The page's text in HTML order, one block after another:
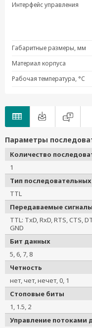
Интерфейс управления
Габаритные размеры, мм
Материал корпуса
Рабочая температура, °C
Параметры
Количество
1
Тип
TTL
Передаваемые сигналы
TTL: TxD, RxD, RTS, CTS,
GND
Бит данных
5, 6, 7, 8
Четность
нет, чет, нечет, 0, 1
Стоповые биты
1, 1.5, 2
Управление потоками